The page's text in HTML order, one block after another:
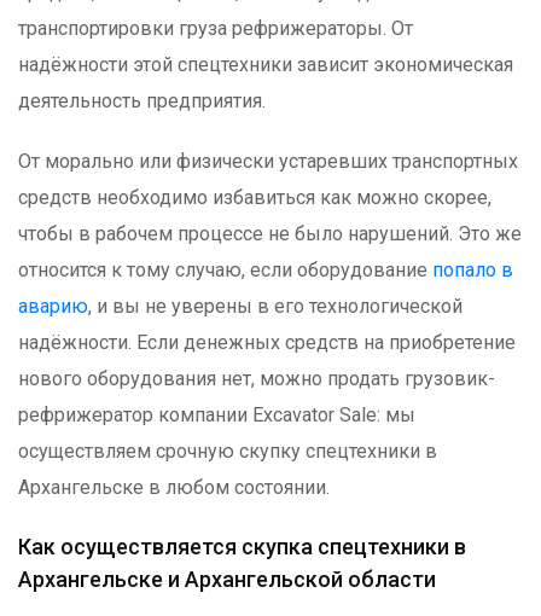
транспортировки груза рефрижераторы. От
надёжности этой спецтехники зависит экономическая
деятельность предприятия.
От морально или физически устаревших транспортных
средств необходимо избавиться как можно скорее,
чтобы в рабочем процессе не было нарушений. Это же
относится к тому случаю, если оборудование попало в
аварию, и вы не уверены в его технологической
надёжности. Если денежных средств на приобретение
нового оборудования нет, можно продать грузовик-
рефрижератор компании Excavator Sale: мы
осуществляем срочную скупку спецтехники в
Архангельске в любом состоянии.
Как осуществляется скупка спецтехники в
Архангельске и Архангельской области